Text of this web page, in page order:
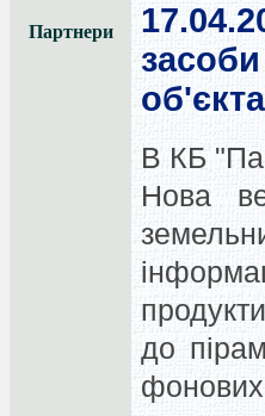
Партнери
В КБ
Нова
до